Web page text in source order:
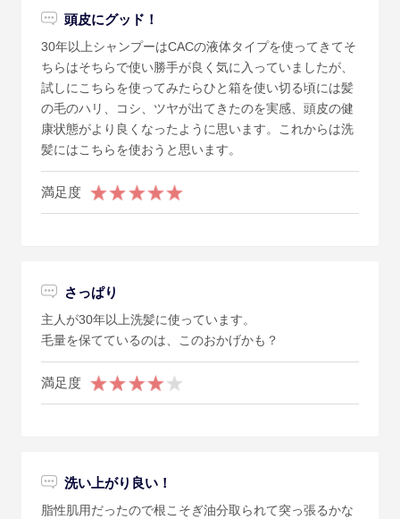
頭皮にグッド！
30年以上シャンプーはCACの液体タイプを使ってきてそ
ちらはそちらで使い勝手が良く気に入っていましたが、
試しにこちらを使ってみたらひと箱を使い切る頃には髪
の毛のハリ、コシ、ツヤが出てきたのを実感、頭皮の健
康状態がより良くなったように思います。これからは洗
髪にはこちらを使おうと思います。
満足度
さっぱり
主人が30年以上洗髪に使っています。
毛量を保てているのは、このおかげかも？
満足度
洗い上がり良い！
脂性肌用だったので根こそぎ油分取られて突っ張るかな